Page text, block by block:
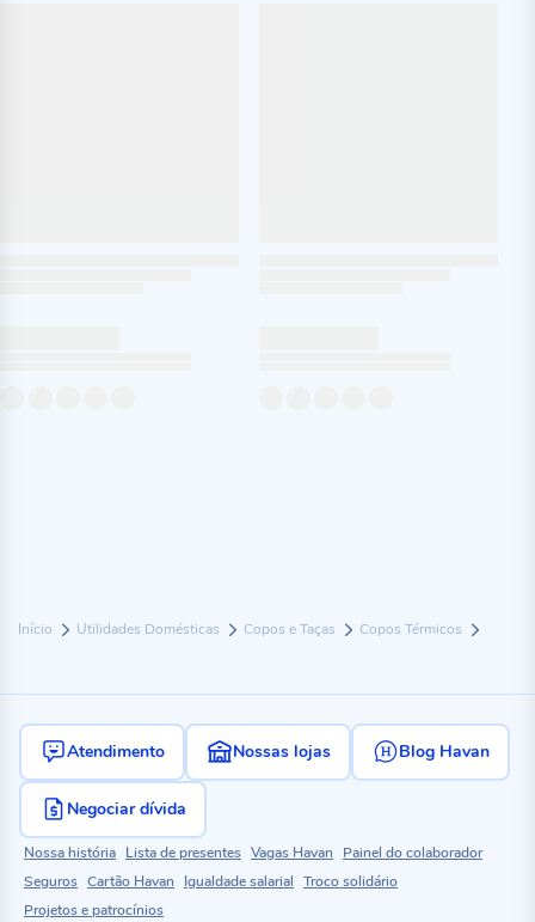
Início Utilidades Domésticas Copos e Taças Copos Térmicos
Atendimento Nossas lojas Blog Havan
Negociar dívida
Nossa história Lista de presentes Vagas Havan
Painel do colaborador
Seguros Cartão Havan Igualdade salarial Troco solidário
Projetos e patrocínios